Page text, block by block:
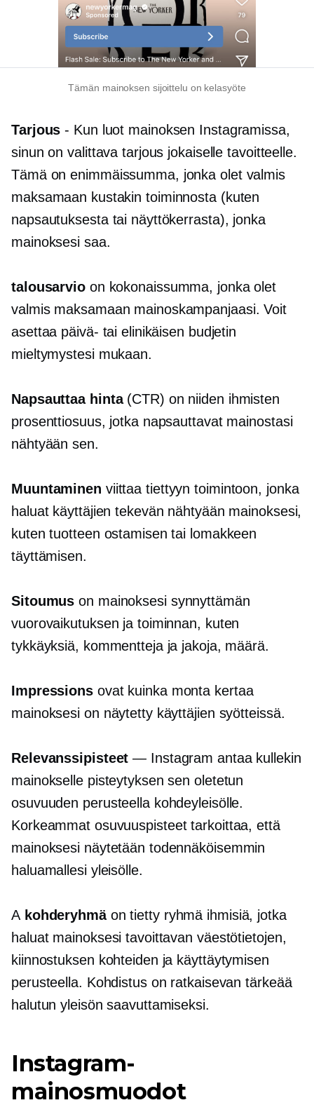
Tämän mainoksen sijoittelu on kelasyöte
Tarjous - Kun luot mainoksen Instagramissa,
sinun on valittava tarjous jokaiselle tavoitteelle.
Tämä on enimmäissumma, jonka olet valmis
maksamaan kustakin toiminnosta (kuten
napsautuksesta tai näyttökerrasta), jonka
mainoksesi saa.
talousarvioon kokonaissumma, jonka olet
valmis maksamaan mainoskampanjaasi. Voit
asettaa päivä- tai elinikäisen budjetin
mieltymystesi mukaan.
Napsauttaahinta(CTR) on niiden ihmisten
prosenttiosuus, jotka napsauttavat mainostasi
nähtyään sen.
Muuntaminen viittaa tiettyyn toimintoon, jonka
haluat käyttäjien tekevän nähtyään mainoksesi,
kuten tuotteen ostamisen tai lomakkeen
täyttämisen.
Sitoumus on mainoksesi synnyttämän
vuorovaikutuksen ja toiminnan, kuten
tykkäyksiä, kommentteja ja jakoja, määrä.
Impressionsovat kuinka monta kertaa
mainoksesi on näytetty käyttäjien syötteissä.
Relevanssipisteet — Instagram antaa kullekin
mainokselle pisteytyksen sen oletetun
osuvuuden perusteella kohdeyleisölle.
Korkeammat osuvuuspisteet tarkoittaa, että
mainoksesi näytetään todennäköisemmin
haluamallesi yleisölle.
A kohderyhmäon tietty ryhmä ihmisiä, jotka
haluat mainoksesi tavoittavan väestötietojen,
kiinnostuksen kohteiden ja käyttäytymisen
perusteella. Kohdistus on ratkaisevan tärkeää
halutun yleisön saavuttamiseksi.
Instagram-
mainosmuodot